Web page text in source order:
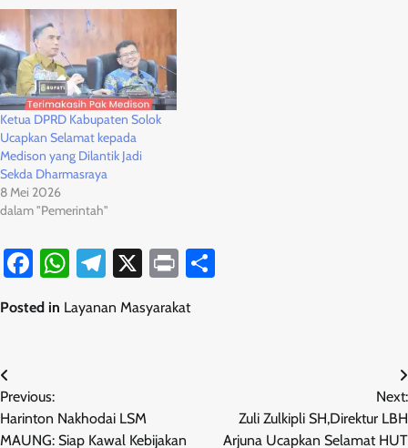
Ketua DPRD Kabupaten Solok
Ucapkan Selamat kepada
Medison yang Dilantik Jadi
Sekda Dharmasraya
8 Mei 2026
dalam "Pemerintah"
Facebook
WhatsApp
Telegram
X Print
Posted in Layanan Masyarakat
Navigasi
pos
Previous:
Harinton Nakhodai LSM
MAUNG: Siap Kawal Kebijakan
Next:
Zuli Zulkipli SH,Direktur LBH
Arjuna Ucapkan Selamat HUT